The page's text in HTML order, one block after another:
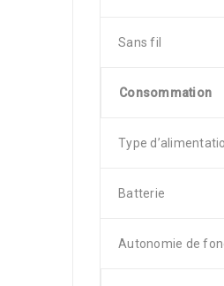
Sans fil
Consommation
Type
Batterie
Autonomie de